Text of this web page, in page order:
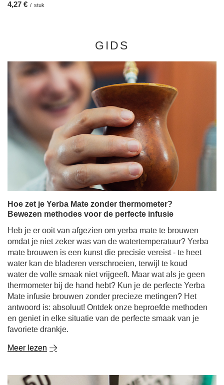
4,27 € / stuk
GIDS
Hoe zet je Yerba Mate zonder thermometer?
Bewezen methodes voor de perfecte infusie
Heb je er ooit van afgezien om yerba mate te brouwen
omdat je niet zeker was van de watertemperatuur? Yerba
mate brouwen is een kunst die precisie vereist - te heet
water kan de bladeren verschroeien, terwijl te koud
water de volle smaak niet vrijgeeft. Maar wat als je geen
thermometer bij de hand hebt? Kun je de perfecte Yerba
Mate infusie brouwen zonder precieze metingen? Het
antwoord is: absoluut! Ontdek onze beproefde methoden
en geniet in elke situatie van de perfecte smaak van je
favoriete drankje.
Meer lezen